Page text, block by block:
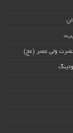
حضرت ولی عصر (عج)